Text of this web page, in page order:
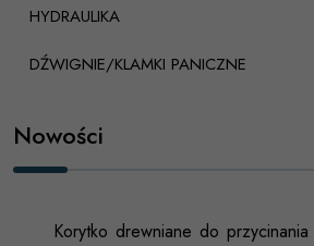
HYDRAULIKA
DŹWIGNIE/KLAMKI PANICZNE
Nowości
Korytko drewniane do przycinania